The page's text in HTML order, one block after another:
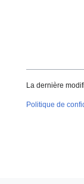
La dernière
Politique de